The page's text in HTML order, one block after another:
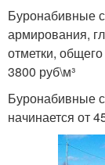
Буронабивные
армирования,
отметки,
3800 руб\м³
Буронабивные
начинается от